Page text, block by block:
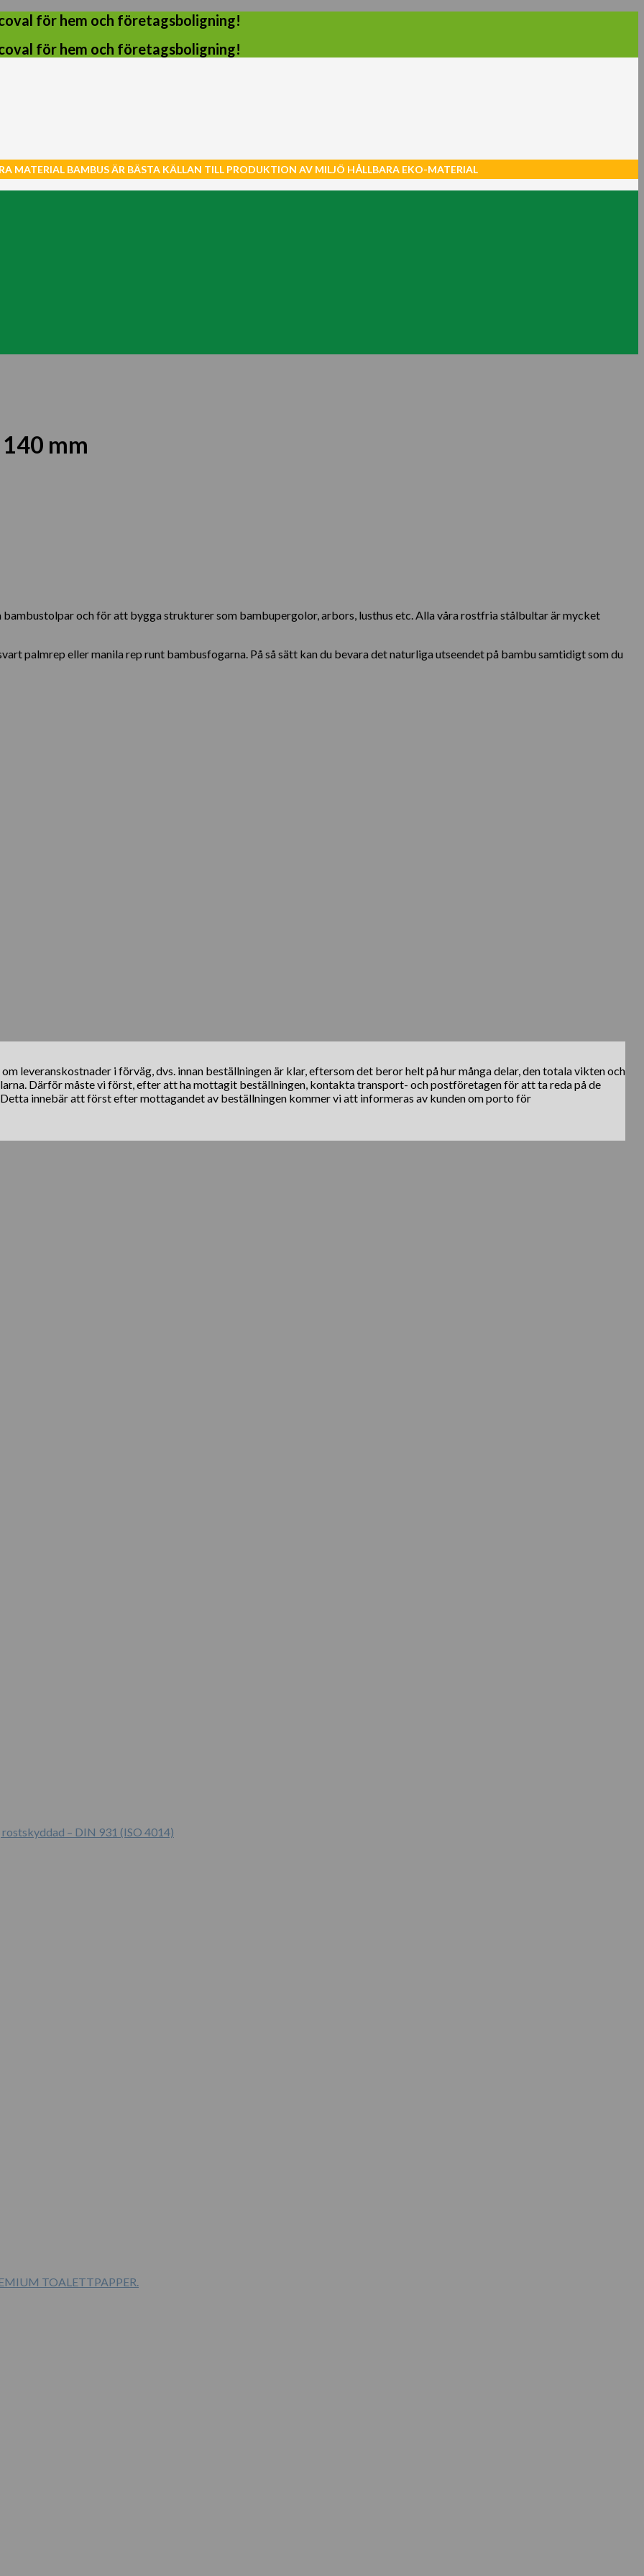
för hem och företagsboligning!
för hem och företagsboligning!
MATERIAL BAMBUS ÄR BÄSTA KÄLLAN TILL PRODUKTION AV MILJÖ HÅLLBARA EKO-MATERIAL
mm
och för att bygga strukturer som bambupergolor, arbors, lusthus etc. Alla våra rostfria stålbultar är mycket
palmrep eller manila rep runt bambusfogarna. På så sätt kan du bevara det naturliga utseendet på bambu samtidigt som du
leveranskostnader i förväg, dvs. innan beställningen är klar, eftersom det beror helt på hur många delar, den totala vikten och
Därför måste vi först, efter att ha mottagit beställningen, kontakta transport- och postföretagen för att ta reda på de
innebär att först efter mottagandet av beställningen kommer vi att informeras av kunden om porto för
– DIN 931 (ISO 4014)
TOALETTPAPPER.